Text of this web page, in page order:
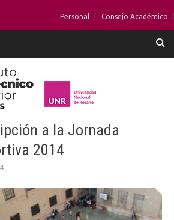
Personal Consejo Académico
a la Jornada
2014